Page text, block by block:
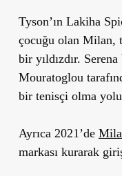
Tyson’ın Lakiha
çocuğu olan Milan,
bir yıldızdır.
Mouratoglou
bir tenisçi olma
Ayrıca 2021 ’de
markası kurarak